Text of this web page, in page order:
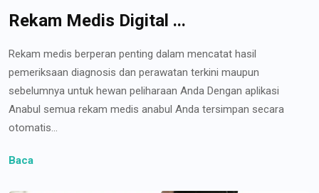
Rekam Medis Digital ...
Rekam medis berperan penting dalam mencatat hasil
pemeriksaan diagnosis dan perawatan terkini maupun
sebelumnya untuk hewan peliharaan Anda Dengan aplikasi
Anabul semua rekam medis anabul Anda tersimpan secara
otomatis...
Baca